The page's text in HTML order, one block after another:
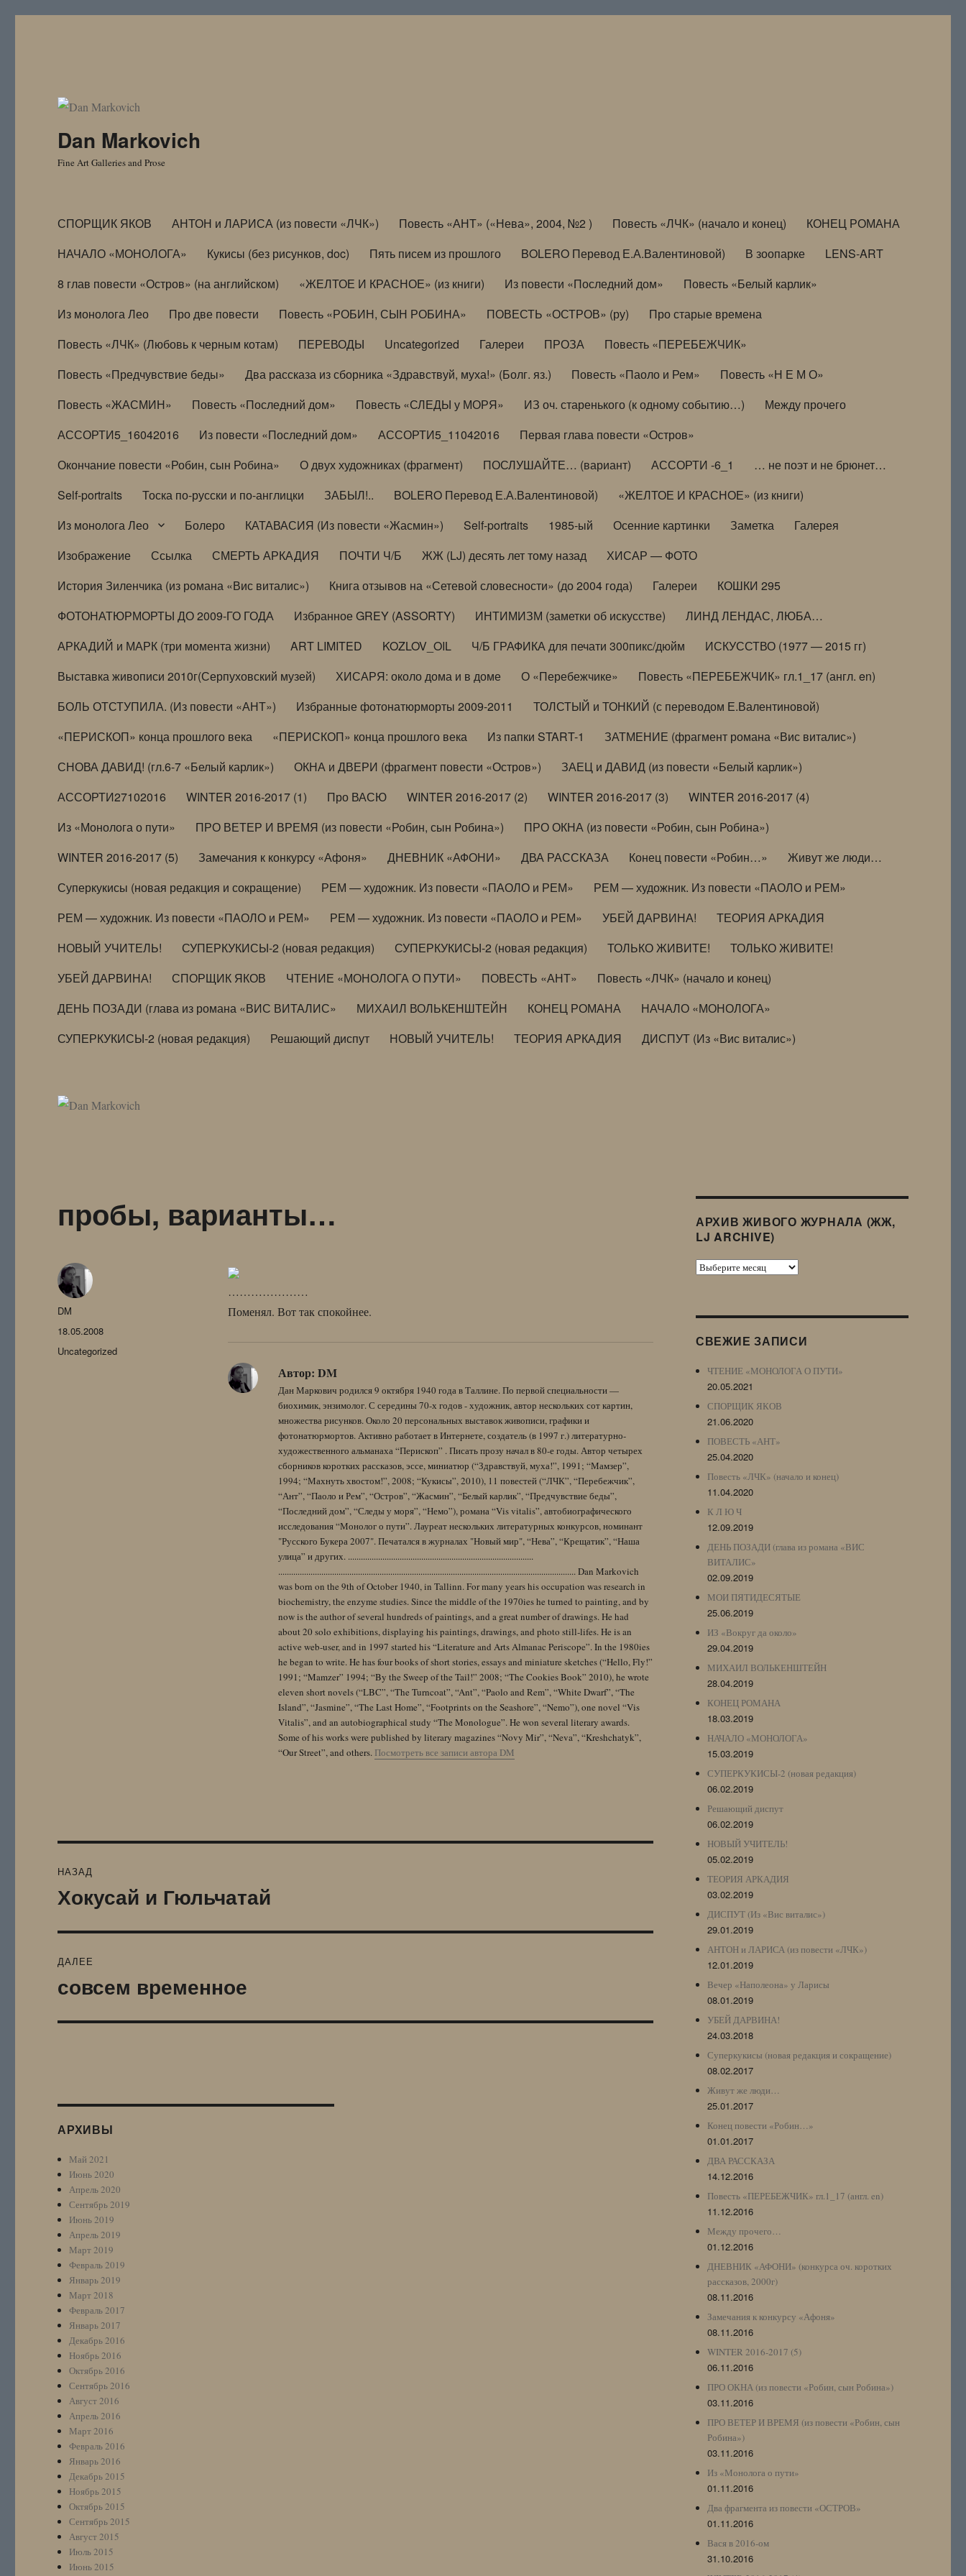
Dan Markovich
Fine Art Galleries and Prose
СПОРЩИК ЯКОВ АНТОН и ЛАРИСА (из повести «ЛЧК») Повесть «АНТ» («Нева», 2004, №2 ) Повесть «ЛЧК» (начало и конец)
КОНЕЦ РОМАНА
НАЧАЛО «МОНОЛОГА»
Кукисы (без рисунков, doc) Пять писем из прошлого BOLERO Перевод Е.А.Валентиновой) В зоопарке
LENS-ART
8 глав повести «Остров» (на английском)
«ЖЕЛТОЕ И КРАСНОЕ» (из книги) Из повести «Последний дом»
Повесть «Белый карлик»
Из монолога Лео
Про две повести Повесть «РОБИН, СЫН РОБИНА» ПОВЕСТЬ «ОСТРОВ» (ру)
Про старые времена
Повесть «ЛЧК» (Любовь к черным котам)
ПЕРЕВОДЫ Uncategorized Галереи ПРОЗА
Повесть «ПЕРЕБЕЖЧИК»
Повесть «Предчувствие беды»
Два рассказа из сборника «Здравствуй, муха!» (Болг. яз.) Повесть «Паоло и Рем»
Повесть «Н Е М О»
Повесть «ЖАСМИН»
Повесть «Последний дом» Повесть «СЛЕДЫ у МОРЯ» ИЗ оч. старенького (к одному событию…)
Между прочего
АССОРТИ5_16042016
Из повести «Последний дом» АССОРТИ5_11042016
Первая глава повести «Остров»
Окончание повести «Робин, сын Робина»
О двух художниках (фрагмент) ПОСЛУШАЙТЕ… (вариант) АССОРТИ -6_1
… не поэт и не брюнет…
Self-portraits
Тоска по-русски и по-англицки ЗАБЫЛ!.. BOLERO Перевод Е.А.Валентиновой)
«ЖЕЛТОЕ И КРАСНОЕ» (из книги)
Из монолога Лео
Болеро КАТАВАСИЯ (Из повести «Жасмин») Self-portraits 1985-ый Осенние картинки Заметка
Галерея
Изображение
Ссылка СМЕРТЬ АРКАДИЯ ПОЧТИ Ч/Б ЖЖ (LJ) десять лет тому назад
ХИСАР — ФОТО
История Зиленчика (из романа «Вис виталис»)
Книга отзывов на «Сетевой словесности» (до 2004 года) Галереи
КОШКИ 295
ФОТОНАТЮРМОРТЫ ДО 2009-ГО ГОДА
Избранное GREY (ASSORTY) ИНТИМИЗМ (заметки об искусстве)
ЛИНД ЛЕНДАС, ЛЮБА…
АРКАДИЙ и МАРК (три момента жизни)
ART LIMITED KOZLOV_OIL Ч/Б ГРАФИКА для печати 300пикс/дюйм
ИСКУССТВО (1977 — 2015 гг)
Выставка живописи 2010г(Серпуховский музей)
ХИСАРЯ: около дома и в доме О «Перебежчике»
Повесть «ПЕРЕБЕЖЧИК» гл.1_17 (англ. en)
БОЛЬ ОТСТУПИЛА. (Из повести «АНТ»)
Избранные фотонатюрморты 2009-2011
ТОЛСТЫЙ и ТОНКИЙ (с переводом Е.Валентиновой)
«ПЕРИСКОП» конца прошлого века
«ПЕРИСКОП» конца прошлого века Из папки START-1
ЗАТМЕНИЕ (фрагмент романа «Вис виталис»)
СНОВА ДАВИД! (гл.6-7 «Белый карлик»)
ОКНА и ДВЕРИ (фрагмент повести «Остров»)
ЗАЕЦ и ДАВИД (из повести «Белый карлик»)
АССОРТИ27102016
WINTER 2016-2017 (1) Про ВАСЮ WINTER 2016-2017 (2) WINTER 2016-2017 (3)
WINTER 2016-2017 (4)
Из «Монолога о пути»
ПРО ВЕТЕР И ВРЕМЯ (из повести «Робин, сын Робина»)
ПРО ОКНА (из повести «Робин, сын Робина»)
WINTER 2016-2017 (5)
Замечания к конкурсу «Афоня» ДНЕВНИК «АФОНИ» ДВА РАССКАЗА Конец повести «Робин…»
Живут же люди…
Суперкукисы (новая редакция и сокращение)
РЕМ — художник. Из повести «ПАОЛО и РЕМ»
РЕМ — художник. Из повести «ПАОЛО и РЕМ»
РЕМ — художник. Из повести «ПАОЛО и РЕМ»
РЕМ — художник. Из повести «ПАОЛО и РЕМ» УБЕЙ ДАРВИНА!
ТЕОРИЯ АРКАДИЯ
НОВЫЙ УЧИТЕЛЬ!
СУПЕРКУКИСЫ-2 (новая редакция) СУПЕРКУКИСЫ-2 (новая редакция) ТОЛЬКО ЖИВИТЕ!
ТОЛЬКО ЖИВИТЕ!
УБЕЙ ДАРВИНА!
СПОРЩИК ЯКОВ ЧТЕНИЕ «МОНОЛОГА О ПУТИ» ПОВЕСТЬ «АНТ»
Повесть «ЛЧК» (начало и конец)
ДЕНЬ ПОЗАДИ (глава из романа «ВИС ВИТАЛИС»
МИХАИЛ ВОЛЬКЕНШТЕЙН КОНЕЦ РОМАНА
НАЧАЛО «МОНОЛОГА»
СУПЕРКУКИСЫ-2 (новая редакция)
Решающий диспут НОВЫЙ УЧИТЕЛЬ! ТЕОРИЯ АРКАДИЯ ДИСПУТ (Из «Вис виталис»)
пробы, варианты…
…………………
Поменял. Вот так спокойнее.
Автор: DM
Дан Маркович родился 9 октября 1940 года в Таллине. По первой специальности —
биохимик, энзимолог. С середины 70-х годов - художник, автор нескольких сот картин,
множества рисунков. Около 20 персональных выставок живописи, графики и
фотонатюрмортов. Активно работает в Интернете, создатель (в 1997 г.) литературно-
художественного альманаха “Перископ” . Писать прозу начал в 80-е годы. Автор четырех
сборников коротких рассказов, эссе, миниатюр (“Здравствуй, муха!”, 1991; “Мамзер”,
1994; “Махнуть хвостом!”, 2008; “Кукисы”, 2010), 11 повестей (“ЛЧК”, “Перебежчик”,
“Ант”, “Паоло и Рем”, “Остров”, “Жасмин”, “Белый карлик”, “Предчувствие беды”,
“Последний дом”, “Следы у моря”, “Немо”), романа “Vis vitalis”, автобиографического
исследования “Монолог о пути”. Лауреат нескольких литературных конкурсов, номинант
"Русского Букера 2007". Печатался в журналах "Новый мир", “Нева”, “Крещатик”, “Наша
улица” и других. ......................................................................................
.......................................................................................................................................... Dan Markovich
was born on the 9th of October 1940, in Tallinn. For many years his occupation was research in
biochemistry, the enzyme studies. Since the middle of the 1970ies he turned to painting, and by
now is the author of several hundreds of paintings, and a great number of drawings. He had
about 20 solo exhibitions, displaying his paintings, drawings, and photo still-lifes. He is an
active web-user, and in 1997 started his “Literature and Arts Almanac Periscope”. In the 1980ies
he began to write. He has four books of short stories, essays and miniature sketches (“Hello, Fly!”
1991; “Mamzer” 1994; “By the Sweep of the Tail!” 2008; “The Cookies Book” 2010), he wrote
eleven short novels (“LBC”, “The Turncoat”, “Ant”, “Paolo and Rem”, “White Dwarf”, “The
Island”, “Jasmine”, “The Last Home”, “Footprints on the Seashore”, “Nemo”), one novel “Vis
Vitalis”, and an autobiographical study “The Monologue”. He won several literary awards.
Some of his works were published by literary magazines “Novy Mir”, “Neva”, “Kreshchatyk”,
“Our Street”, and others. Посмотреть все записи автора DM
Автор
DM
Опубликовано
18.05.2008
Рубрики
Uncategorized
по
НАЗАД
Предыдущая
запись:
Хокусай и Гюльчатай
ДАЛЕЕ
Следующая
совсем временное
АРХИВЫ
Май 2021
Июнь 2020
Апрель 2020
Сентябрь 2019
Июнь 2019
Апрель 2019
Март 2019
Февраль 2019
Январь 2019
Март 2018
Февраль 2017
Январь 2017
Декабрь 2016
Ноябрь 2016
Октябрь 2016
Сентябрь 2016
Август 2016
Апрель 2016
Март 2016
Февраль 2016
Январь 2016
Декабрь 2015
Ноябрь 2015
Октябрь 2015
Сентябрь 2015
Август 2015
Июль 2015
Июнь 2015
АРХИВ ЖИВОГО ЖУРНАЛА (ЖЖ,
LJ ARCHIVE)
Архив
Archive)
СВЕЖИЕ ЗАПИСИ
ЧТЕНИЕ «МОНОЛОГА О ПУТИ»
20.05.2021
СПОРЩИК ЯКОВ
21.06.2020
ПОВЕСТЬ «АНТ»
25.04.2020
Повесть «ЛЧК» (начало и конец)
11.04.2020
К Л Ю Ч
12.09.2019
ДЕНЬ ПОЗАДИ (глава из романа «ВИС
ВИТАЛИС»
02.09.2019
МОИ ПЯТИДЕСЯТЫЕ
25.06.2019
ИЗ «Вокруг да около»
29.04.2019
МИХАИЛ ВОЛЬКЕНШТЕЙН
28.04.2019
КОНЕЦ РОМАНА
18.03.2019
НАЧАЛО «МОНОЛОГА»
15.03.2019
СУПЕРКУКИСЫ-2 (новая редакция)
06.02.2019
Решающий диспут
06.02.2019
НОВЫЙ УЧИТЕЛЬ!
05.02.2019
ТЕОРИЯ АРКАДИЯ
03.02.2019
ДИСПУТ (Из «Вис виталис»)
29.01.2019
АНТОН и ЛАРИСА (из повести «ЛЧК»)
12.01.2019
Вечер «Наполеона» у Ларисы
08.01.2019
УБЕЙ ДАРВИНА!
24.03.2018
Суперкукисы (новая редакция и сокращение)
08.02.2017
Живут же люди…
25.01.2017
Конец повести «Робин…»
01.01.2017
ДВА РАССКАЗА
14.12.2016
Повесть «ПЕРЕБЕЖЧИК» гл.1_17 (англ. en)
11.12.2016
Между прочего…
01.12.2016
ДНЕВНИК «АФОНИ» (конкурса оч. коротких
рассказов, 2000г)
08.11.2016
Замечания к конкурсу «Афоня»
08.11.2016
WINTER 2016-2017 (5)
06.11.2016
ПРО ОКНА (из повести «Робин, сын Робина»)
03.11.2016
ПРО ВЕТЕР И ВРЕМЯ (из повести «Робин, сын
Робина»)
03.11.2016
Из «Монолога о пути»
01.11.2016
Два фрагмента из повести «ОСТРОВ»
01.11.2016
Вася в 2016-ом
31.10.2016